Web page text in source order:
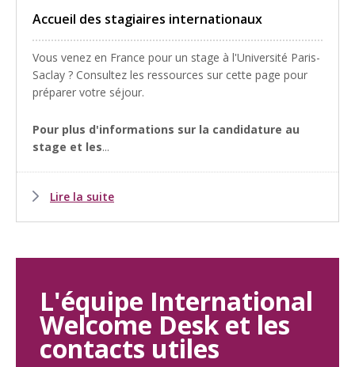
Accueil des stagiaires internationaux
Vous venez en France pour un stage à l'Université Paris-
Saclay ? Consultez les ressources sur cette page pour
préparer votre séjour.
Pour plus d'informations sur la candidature au
stage et les...
Lire la suite
L'équipe International
Welcome Desk et les
contacts utiles